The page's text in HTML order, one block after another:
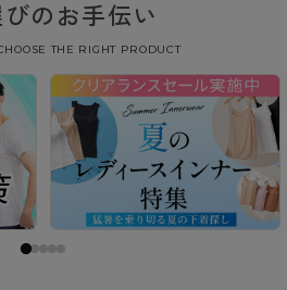
のお手伝い
THE RIGHT PRODUCT